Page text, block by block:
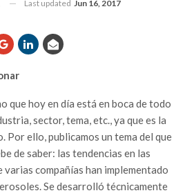
Last updated Jun 16, 2017
que hoy en día está en boca de todo
sector, tema, etc., ya que es la
Por ello, publicamos un tema del que
de saber: las tendencias en las
compañías han implementado
Se desarrolló técnicamente